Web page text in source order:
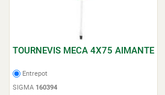
TOURNEVIS MECA 4X75 AIMANTE
Entrepot
SIGMA 160394